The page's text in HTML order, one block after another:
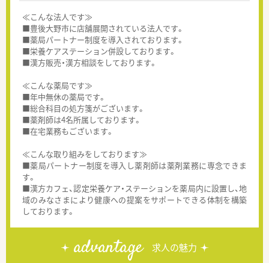
≪こんな法人です≫
■豊後大野市に店舗展開されている法人です。
■薬局パートナー制度を導入されております。
■栄養ケアステーション併設しております。
■漢方販売・漢方相談をしております。
≪こんな薬局です≫
■年中無休の薬局です。
■総合科目の処方箋がございます。
■薬剤師は4名所属しております。
■在宅業務もございます。
≪こんな取り組みをしております≫
■薬局パートナー制度を導入し薬剤師は薬剤業務に専念できま
す。
■漢方カフェ、認定栄養ケア・ステーションを薬局内に設置し、地
域のみなさまにより健康への提案をサポートできる体制を構築
しております。
advantage 求人の魅力